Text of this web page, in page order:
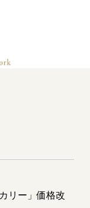
リー」価格改